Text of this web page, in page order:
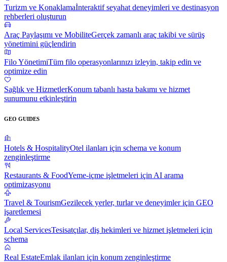
Turizm ve Konaklamaİnteraktif seyahat deneyimleri ve destinasyon
rehberleri oluşturun
Araç Paylaşımı ve MobiliteGerçek zamanlı araç takibi ve sürüş
yönetimini güçlendirin
Filo YönetimiTüm filo operasyonlarınızı izleyin, takip edin ve
optimize edin
Sağlık ve HizmetlerKonum tabanlı hasta bakımı ve hizmet
sunumunu etkinleştirin
GEO GUIDES
Hotels & HospitalityOtel ilanları için schema ve konum
zenginleştirme
Restaurants & FoodYeme-içme işletmeleri için AI arama
optimizasyonu
Travel & TourismGezilecek yerler, turlar ve deneyimler için GEO
işaretlemesi
Local ServicesTesisatçılar, diş hekimleri ve hizmet işletmeleri için
schema
Real EstateEmlak ilanları için konum zenginleştirme